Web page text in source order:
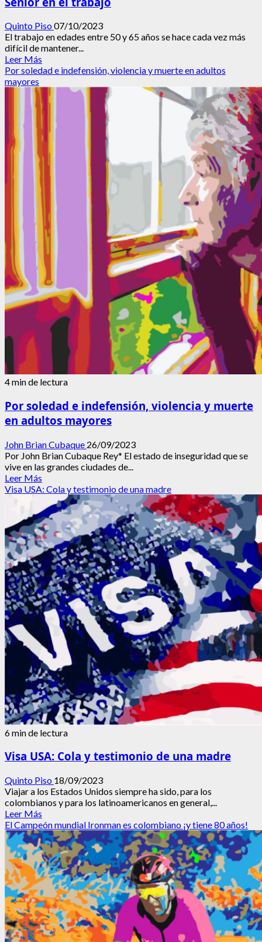
Quinto Piso07/10/2023
El trabajo en edades entre 50 y 65 años se hace cada vez más
difícil de mantener...
Leer Más
más
Sénior
en
el trabajo
Por soledad e indefensión, violencia y muerte en adultos
mayores
4 min de lectura
Por soledad e indefensión, violencia y muerte
en adultos mayores
John Brian Cubaque 26/09/2023
Por John Brian Cubaque Rey* El estado de inseguridad que se
vive en las grandes ciudades de...
Leer Más
más
acerca
de
Por
soledad
e
indefensión,
violencia
y
muerte
en
adultos
mayores
Visa USA: Cola y testimonio de una madre
6 min de lectura
Visa USA: Cola y testimonio de una madre
Quinto Piso 18/09/2023
Viajar a los Estados Unidos siempre ha sido, para los
colombianos y para los latinoamericanos en general,...
Leer Más
más
acerca
de
Visa
USA:
Cola
y
testimonio
de
una
madre
El Campeón mundial Ironman es colombiano ¡y tiene 80 años!